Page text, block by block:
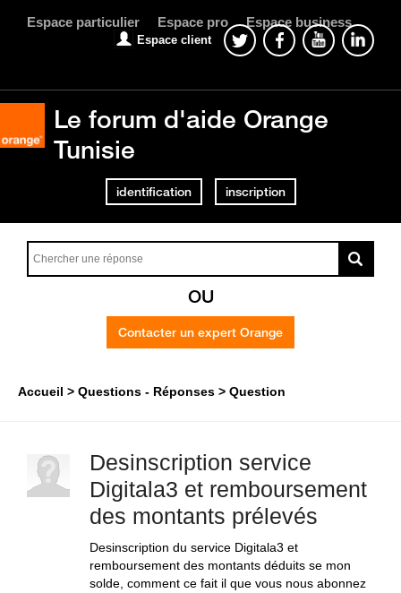
Espace particulier Espace pro Espace business
Espace client
Le forum d'aide Orange
Tunisie
identification inscription
OU
Contacter un expert Orange
Accueil Questions - Réponses Question
Desinscription service
Digitala3 et remboursement
des montants prélevés
Desinscription du service Digitala3 et
remboursement des montants déduits se mon
solde, comment ce fait il que vous nous abonnez